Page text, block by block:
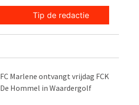
Tip de redactie
FC Marlene ontvangt vrijdag FCK
De Hommel in Waardergolf